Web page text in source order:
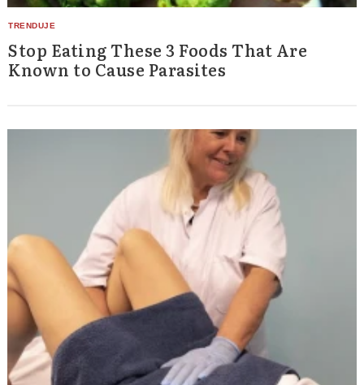
Stop Eating These 3 Foods That Are
Known to Cause Parasites